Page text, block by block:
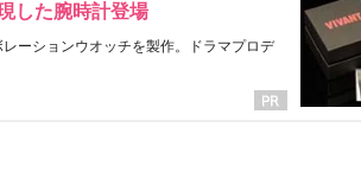
した腕時計登場
ーションウオッチを製作。ドラマプロデ